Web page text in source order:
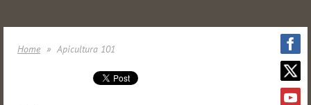
Home Apicultura 101